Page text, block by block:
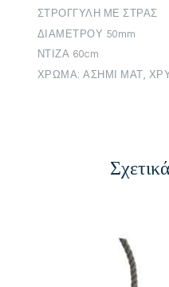
ΣΤΡΟΓΓΥΛΗ ΜΕ ΣΤΡΑΣ
ΔΙΑΜΕΤΡΟΥ 50mm
ΝΤΙΖΑ 60cm
ΧΡΩΜΑ: ΑΣΗΜΙ ΜΑΤ,